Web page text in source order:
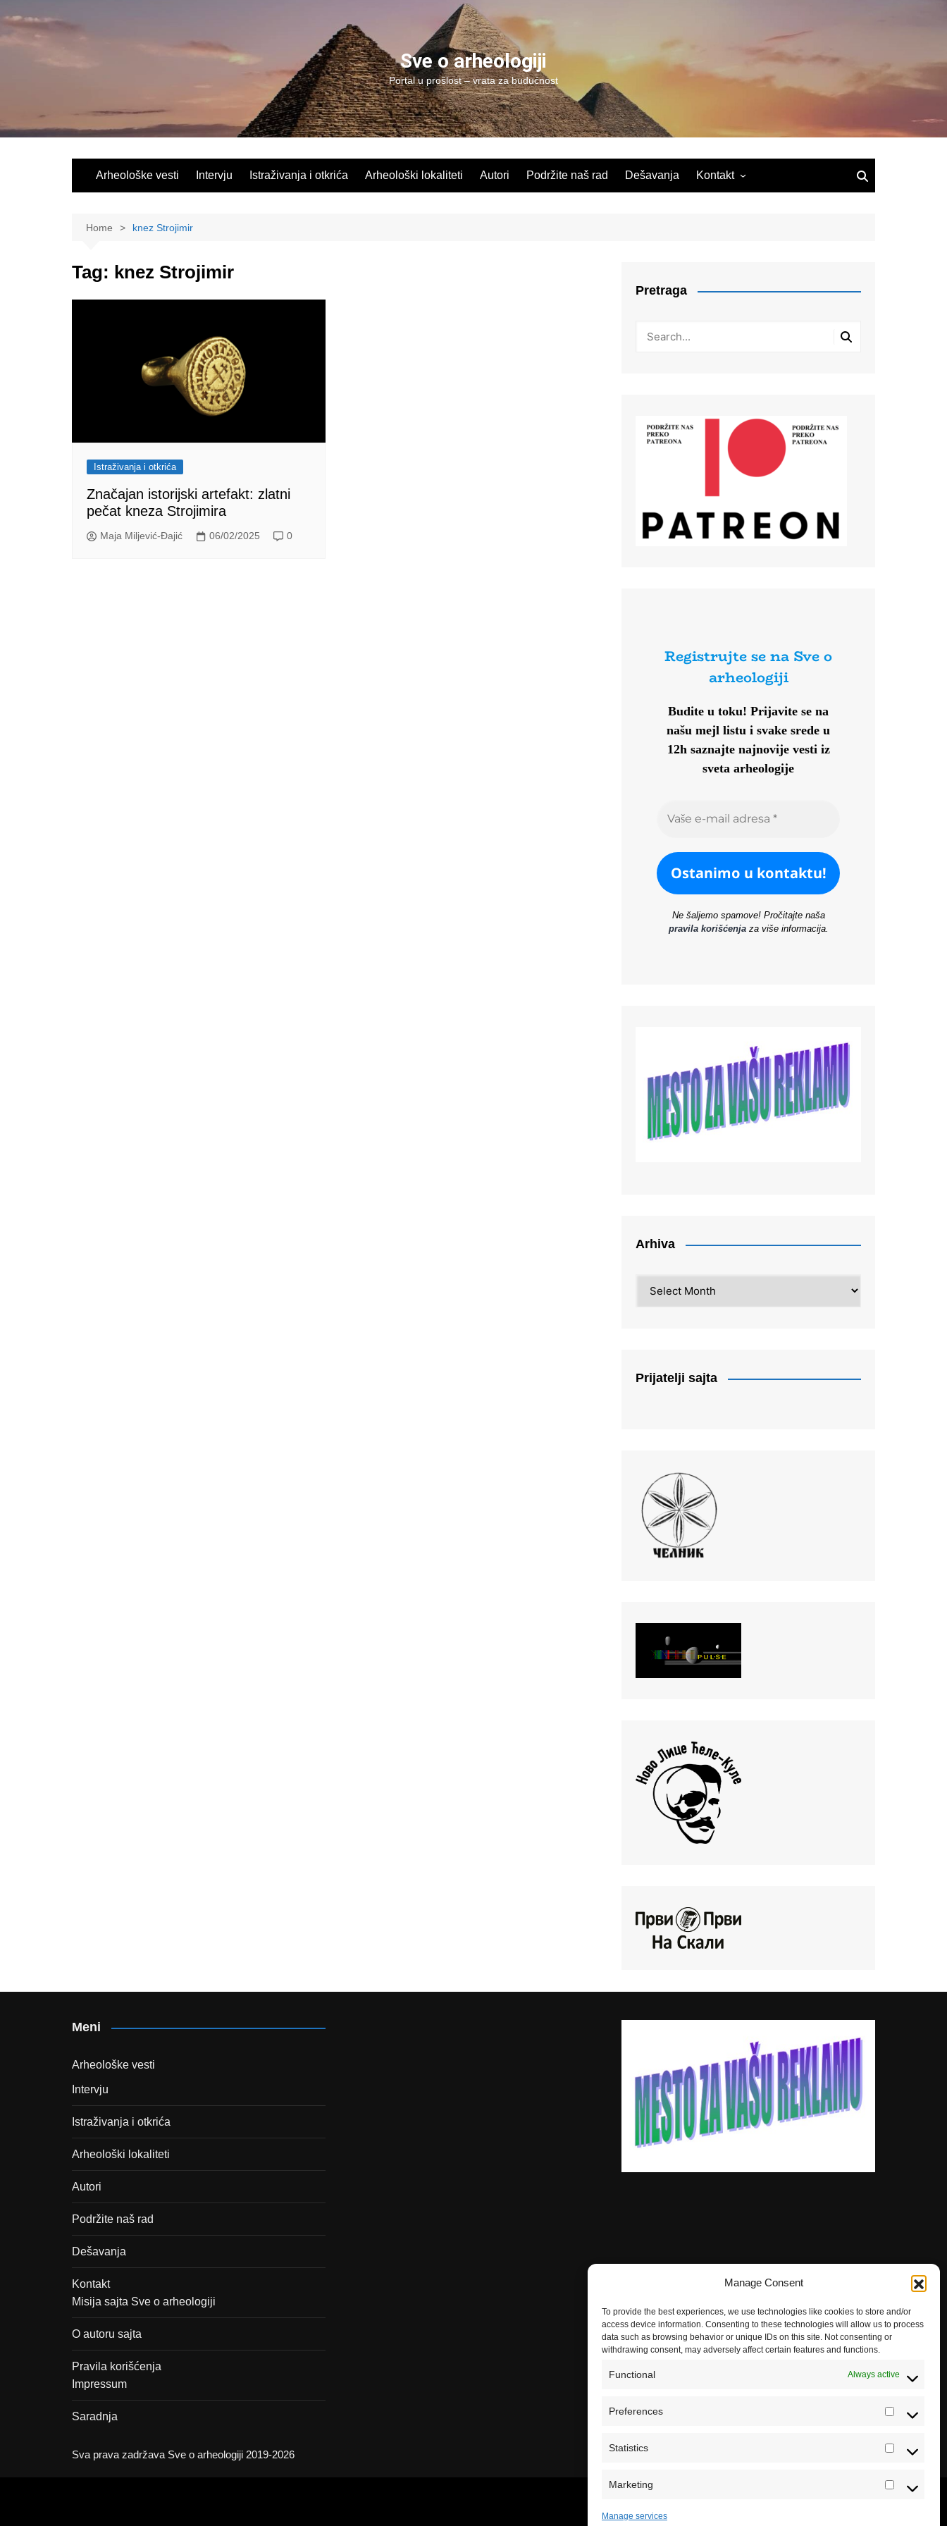
Manage Consent
To provide the best experiences, we use technologies like cookies to store and/or
access device information. Consenting to these technologies will allow us to process
data such as browsing behavior or unique IDs on this site. Not consenting or
withdrawing consent, may adversely affect certain features and functions.
Functional Always active
Preferences
Statistics Statistics
Marketing Marketing
Manage services
Sve o arheologiji
Portal u prošlost – vrata za budućnost
Arheološke vesti Intervju Istraživanja i otkrića Arheološki lokaliteti Autori Podržite naš rad Dešavanja Kontakt
Home knez Strojimir
Tag: knez Strojimir
Istraživanja i otkrića
Značajan istorijski artefakt: zlatni
pečat kneza Strojimira
Maja Miljević-Đajić 06/02/2025 0
Pretraga
Registrujte se na Sve o
arheologiji
Budite u toku! Prijavite se na
našu mejl listu i svake srede u
12h saznajte najnovije vesti iz
sveta arheologije
Ne šaljemo spamove! Pročitajte naša
pravila korišćenjaza više informacija.
Arhiva
Prijatelji sajta
Meni
Arheološke vesti
Intervju
Istraživanja i otkrića
Arheološki lokaliteti
Autori
Podržite naš rad
Dešavanja
Kontakt
Misija sajta Sve o arheologiji
O autoru sajta
Pravila korišćenja
Impressum
Saradnja
Sva prava zadržava Sve o arheologiji 2019-2026